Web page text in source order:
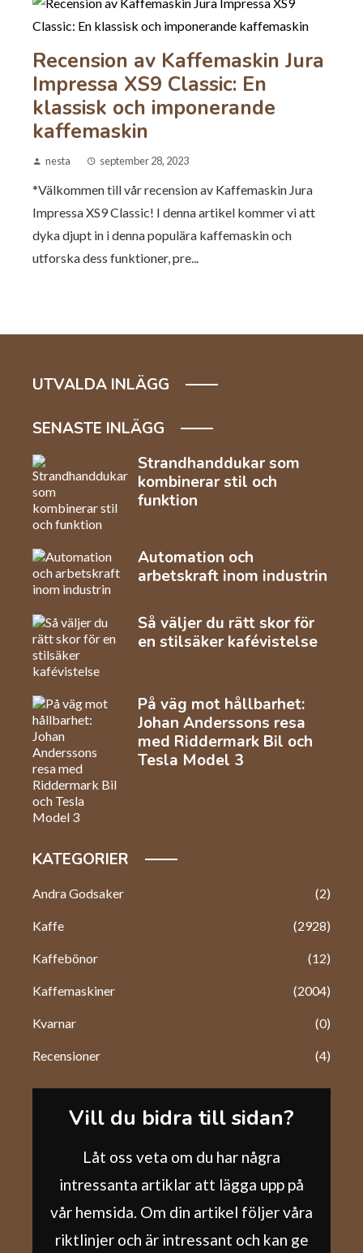
Recension av Kaffemaskin Jura
Impressa XS9 Classic: En
klassisk och imponerande
kaffemaskin
nesta september 28, 2023
*Välkommen till vår recension av Kaffemaskin Jura
Impressa XS9 Classic! I denna artikel kommer vi att
dyka djupt in i denna populära kaffemaskin och
utforska dess funktioner, pre...
UTVALDA INLÄGG
SENASTE INLÄGG
Strandhanddukar som
kombinerar stil och
funktion
Automation och
arbetskraft inom industrin
Så väljer du rätt skor för
en stilsäker kafévistelse
På väg mot hållbarhet:
Johan Anderssons resa
med Riddermark Bil och
Tesla Model 3
KATEGORIER
Andra Godsaker (2)
Kaffe (2928)
Kaffebönor (12)
Kaffemaskiner (2004)
Kvarnar (0)
Recensioner (4)
Vill du bidra till sidan?
Låt oss veta om du har några
intressanta artiklar att lägga upp på
vår hemsida. Om din artikel följer våra
riktlinjer och är intressant och kan ge